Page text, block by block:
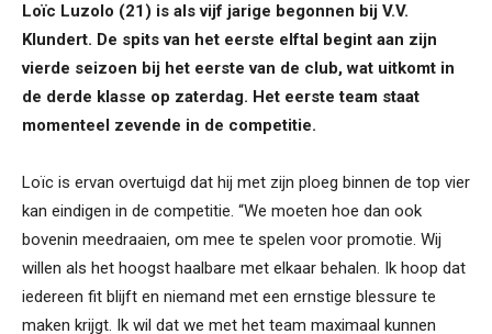
Loïc Luzolo (21) is als vijf jarige begonnen bij V.V.
Klundert. De spits van het eerste elftal begint aan zijn
vierde seizoen bij het eerste van de club, wat uitkomt in
de derde klasse op zaterdag. Het eerste team staat
momenteel zevende in de competitie.
Loïc is ervan overtuigd dat hij met zijn ploeg binnen de top vier
kan eindigen in de competitie. “We moeten hoe dan ook
bovenin meedraaien, om mee te spelen voor promotie. Wij
willen als het hoogst haalbare met elkaar behalen. Ik hoop dat
iedereen fit blijft en niemand met een ernstige blessure te
maken krijgt. Ik wil dat we met het team maximaal kunnen